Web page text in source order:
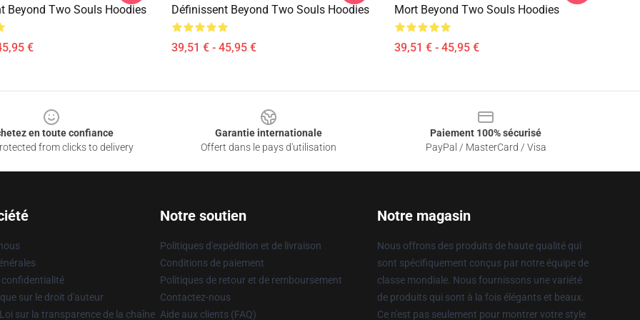
Beyond Two Souls Hoodies
€
Définissent Beyond Two Souls Hoodies
39,51 € - 45,95 €
Mort Beyond Two Souls Hoodies
39,51 € - 45,95 €
en toute confiance
from clicks to delivery
Garantie internationale
Offert dans le pays d'utilisation
Paiement 100% sécurisé
PayPal / MasterCard / Visa
confidentialité
sur le droit d'auteur
sur la transparence de la chaîne
Notre soutien
Politiques d'expédition et de livraison
Conditions de paiement
Politiques de retour et de remboursement
Contactez-nous
Aide aux clients (FAQ)
Notre magasin
Nous offrons des produits de haute qualité qui
sont spécifiquement conçus par notre équipe de
classe mondiale. Nous fournissons une variété
de produits qui sont à la fois élégants et beaux.
Ce n'est pas seulement pour montrer votre style